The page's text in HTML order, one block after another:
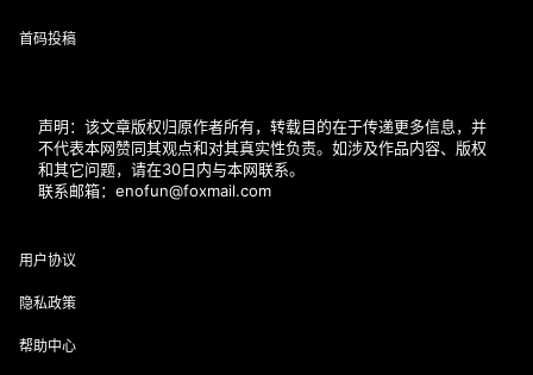
首码投稿
声明：该文章版权归原作者所有，转载目的在于传递更多信息，并
不代表本网赞同其观点和对其真实性负责。如涉及作品内容、版权
和其它问题，请在30日内与本网联系。
联系邮箱：enofun@foxmail.com
用户协议
隐私政策
帮助中心